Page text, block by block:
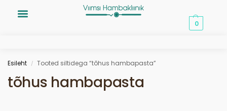
0
Esileht / Tooted siltidega “tõhus hambapasta”
tõhus hambapasta